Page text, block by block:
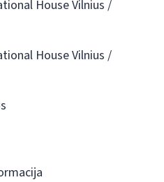
House Vilnius /
House Vilnius /